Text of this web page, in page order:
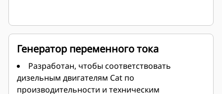
Генератор переменного тока
Разработан, чтобы соответствовать
дизельным двигателям Cat по
производительности и техническим